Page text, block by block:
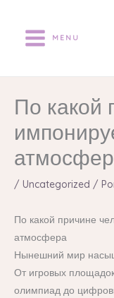
contenido
MENU
По какой
/ Uncategorized /
По какой причине
атмосфера
Нынешний мир
От игровых
олимпиад до